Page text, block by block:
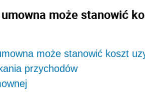
może stanowić
może stanowić koszt
przychodów